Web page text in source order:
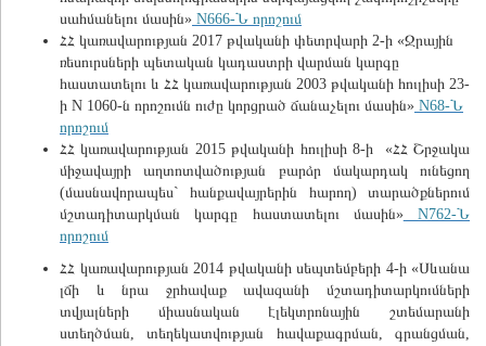
սահմանելու մասին» N666-Ն որոշում
ՀՀ կառավարության 2017 թվականի փետրվարի 2-ի «Ջրային
ռեսուրսների պետական կադաստրի վարման կարգը
հաստատելու և ՀՀ կառավարության 2003 թվականի հուլիսի 23-
ի N 1060-ն որոշումն ուժը կորցրած ճանաչելու մասին» N68-Ն
որոշում
ՀՀ կառավարության 2015 թվականի հուլիսի 8-ի «ՀՀ Շրջակա
միջավայրի աղտոտվածության բարձր մակարդակ ունեցող
(մասնավորապես` հանքավայրերին հարող) տարածքներում
մշտադիտարկման կարգը հաստատելու մասին»N762-Ն
որոշում
ՀՀ կառավարության 2014 թվականի սեպտեմբերի 4-ի «Սևանա
լճի և նրա ջրհավաք ավազանի մշտադիտարկումների
տվյալների միասնական էլեկտրոնային շտեմարանի
ստեղծման, տեղեկատվության հավաքագրման, գրանցման,